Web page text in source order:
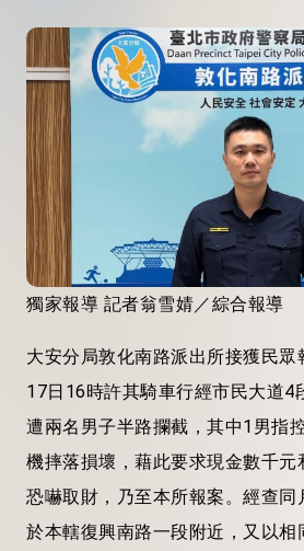
獨家報導 記者翁雪婧／綜合報導
大安分局敦化南路派出所接獲民眾
17日16時許其騎車行經市民大道4
遭兩名男子半路攔截，其中1男指
機摔落損壞，藉此要求現金數千元
恐嚇取財，乃至本所報案。經查同
於本轄復興南路一段附近，又以相